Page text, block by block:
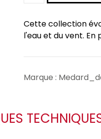
Cette collection
l'eau et du vent.
Marque :